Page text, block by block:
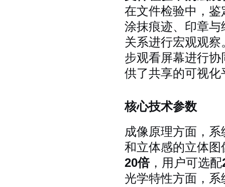
在文件检验中，
涂抹痕迹、印章
关系进行宏观观
步观看屏幕进行
供了共享的可视化
核心技术参数
成像原理方面，系
和立体感的立体
20倍，用户可选配
光学特性方面，系